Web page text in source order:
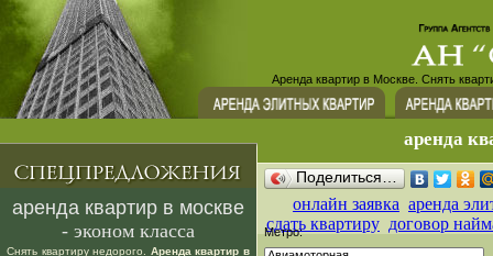
Аренда квартир в Москве. Снять
аренда
аренда квартир в москве
- эконом класса
Снять квартиру недорого. Аренда квартир в
Поделиться…
онлайн заявка аренда
сдать квартиру договор
Метро: